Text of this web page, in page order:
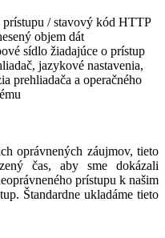
prístupu / stavový kód HTTP
objem dát
sídlo žiadajúce o prístup
jazykové nastavenia,
prehliadača a operačného
oprávnených záujmov, tieto
čas, aby sme dokázali
prístupu k našim
Štandardne ukladáme tieto